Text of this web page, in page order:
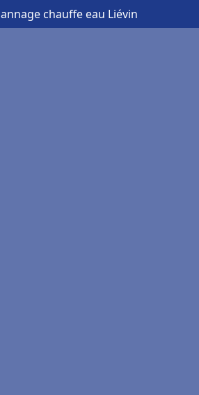
chauffe eau Liévin